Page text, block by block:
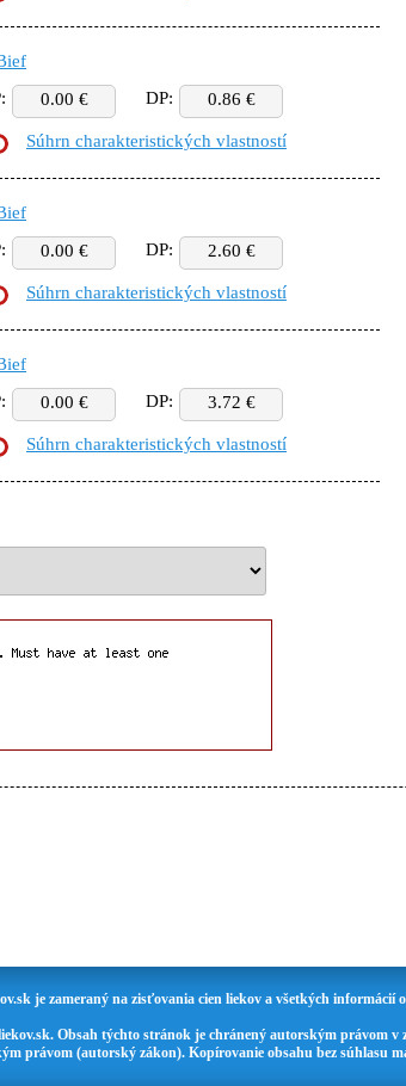
0.00 € DP: 0.86 €
Súhrn charakteristických vlastností
0.00 € DP: 2.60 €
Súhrn charakteristických vlastností
0.00 € DP: 3.72 €
Súhrn charakteristických vlastností
je zameraný na zisťovania cien liekov a všetkých informácií
Obsah týchto stránok je chránený autorským právom v
právom (autorský zákon). Kopírovanie obsahu bez súhlasu